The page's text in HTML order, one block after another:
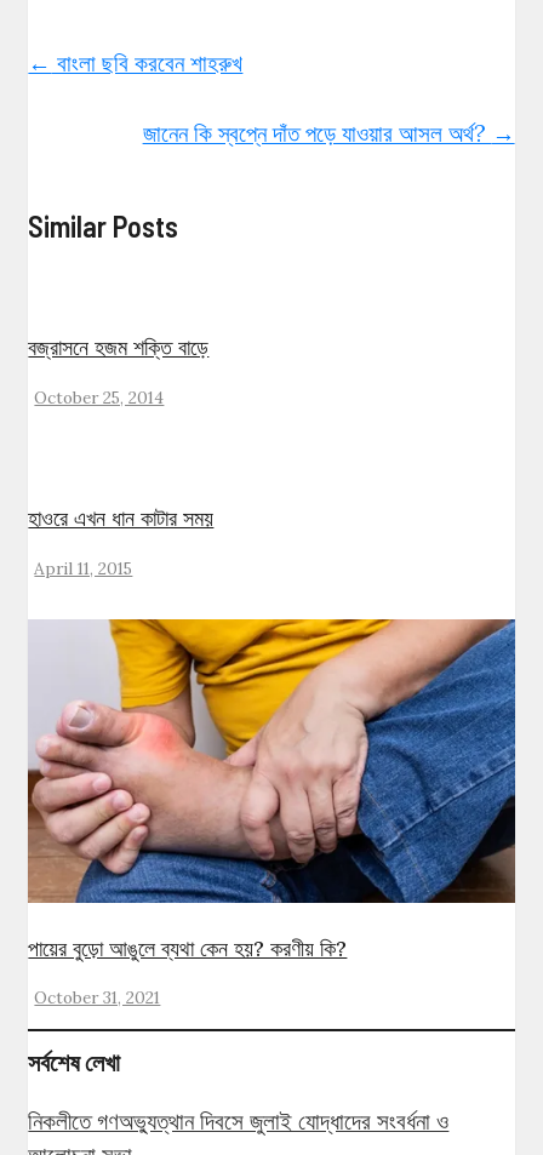
← বাংলা ছবি করবেন শাহরুখ
জানেন কি স্বপ্নে দাঁত পড়ে যাওয়ার আসল অর্থ? →
Similar Posts
বজ্রাসনে হজম শক্তি বাড়ে
October 25, 2014
হাওরে এখন ধান কাটার সময়
April 11, 2015
পায়ের বুড়ো আঙুলে ব্যথা কেন হয়? করণীয় কি?
October 31, 2021
সর্বশেষ লেখা
নিকলীতে গণঅভ্যুত্থান দিবসে জুলাই যোদ্ধাদের সংবর্ধনা ও